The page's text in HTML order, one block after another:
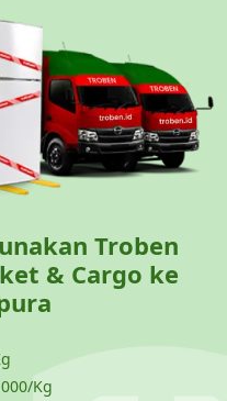
Troben
& Cargo ke
Kg